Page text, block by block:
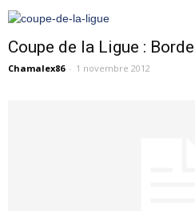
Coupe de la Ligue :
Chamalex86 - 1 novembre 2012